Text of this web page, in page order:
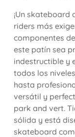
¡Un skateboard
riders más
componentes
este patín sea
indestructible y
todos los
hasta
versátil y
park and vert.
sólida y está
skateboard